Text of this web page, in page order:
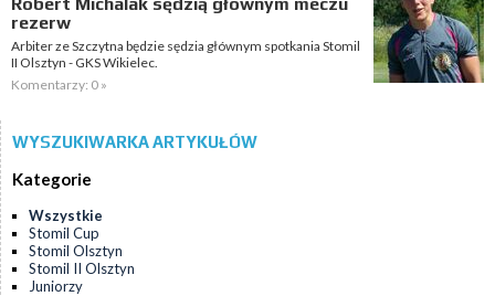
rezerw
Arbiter ze Szczytna będzie sędzia głównym spotkania Stomil
II Olsztyn - GKS Wikielec.
Komentarzy: 0 »
WYSZUKIWARKA ARTYKUŁÓW
Kategorie
Wszystkie
Stomil Cup
Stomil Olsztyn
Stomil II Olsztyn
Juniorzy